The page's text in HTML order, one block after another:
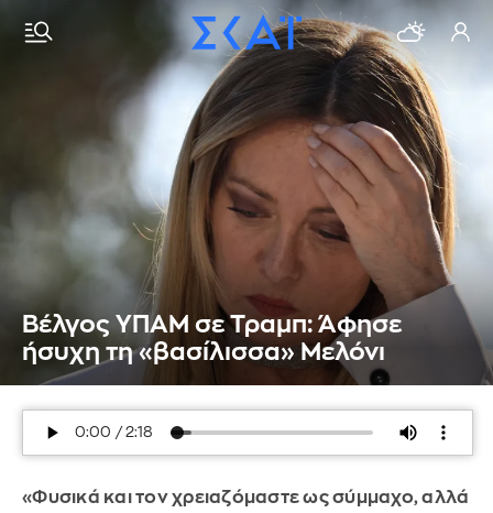
Βέλγος ΥΠΑΜ σε Τραμπ: Άφησε
ήσυχη τη «βασίλισσα» Μελόνι
«Φυσικά και τον χρειαζόμαστε ως σύμμαχο, αλλά